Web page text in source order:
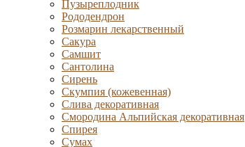
Пузыреплодник
Рододендрон
Розмарин лекарственный
Сакура
Самшит
Сантолина
Сирень
Скумпия (кожевенная)
Слива декоративная
Смородина Альпийская декоративная
Спирея
Сумах